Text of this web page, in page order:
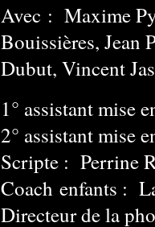
Avec : Maxime
Bouissières, Jean
Dubut, Vincent
1° assistant mise
2° assistant mise
Scripte : Perrine
Coach enfants :
Directeur de la